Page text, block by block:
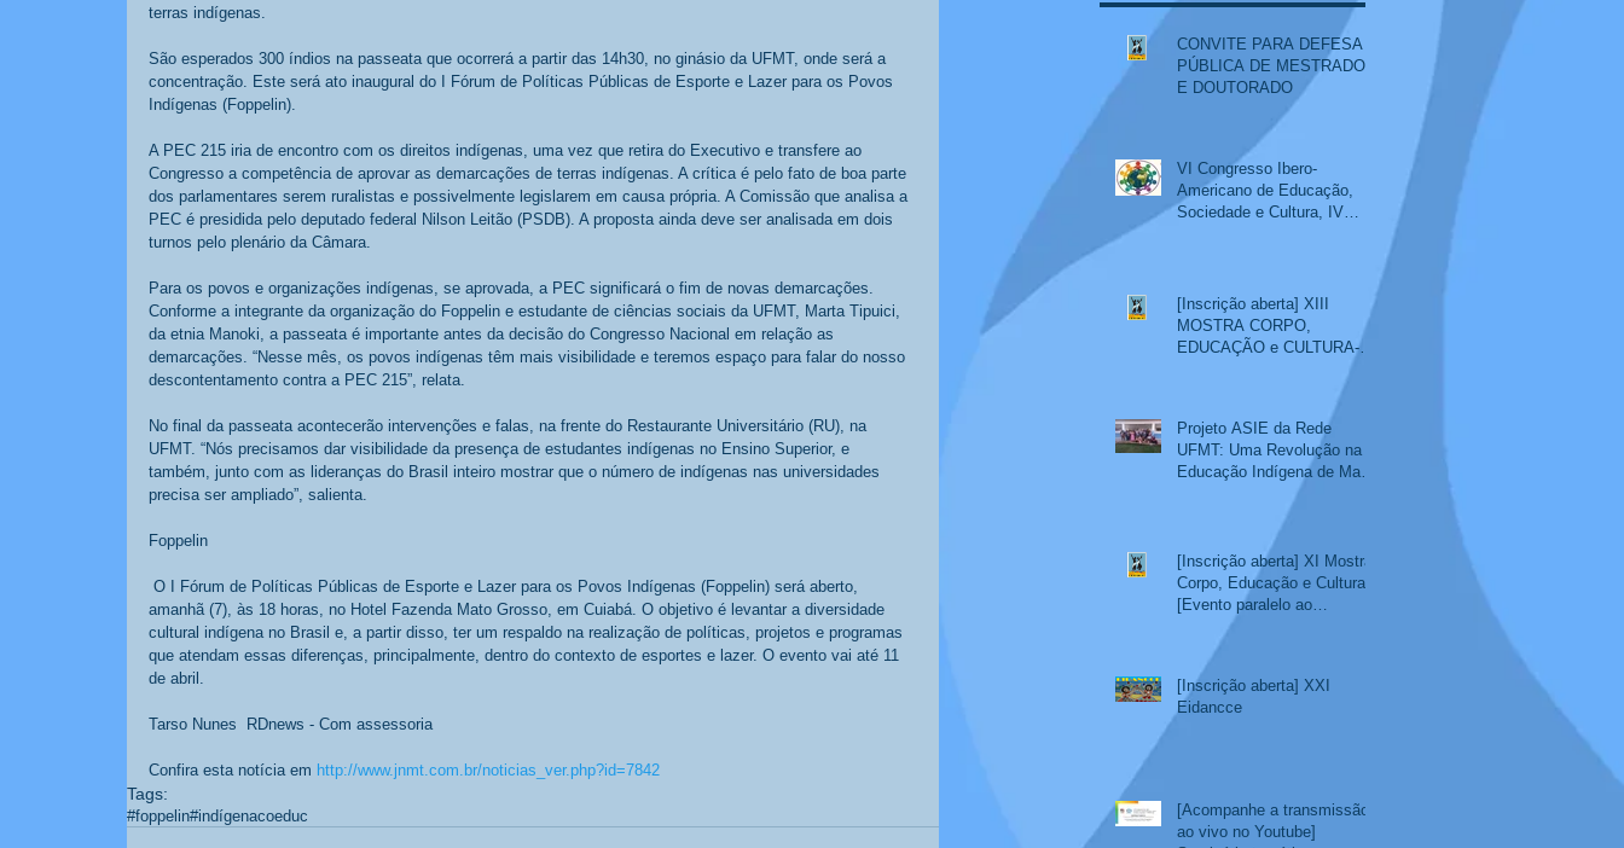
terras indígenas.
São esperados 300 índios na passeata que ocorrerá a partir das 14h30, no ginásio da UFMT, onde será a
concentração. Este será ato inaugural do I Fórum de Políticas Públicas de Esporte e Lazer para os Povos
Indígenas (Foppelin).
A PEC 215 iria de encontro com os direitos indígenas, uma vez que retira do Executivo e transfere ao
Congresso a competência de aprovar as demarcações de terras indígenas. A crítica é pelo fato de boa parte
dos parlamentares serem ruralistas e possivelmente legislarem em causa própria. A Comissão que analisa a
PEC é presidida pelo deputado federal Nilson Leitão (PSDB). A proposta ainda deve ser analisada em dois
turnos pelo plenário da Câmara.
Para os povos e organizações indígenas, se aprovada, a PEC significará o fim de novas demarcações.
Conforme a integrante da organização do Foppelin e estudante de ciências sociais da UFMT, Marta Tipuici,
da etnia Manoki, a passeata é importante antes da decisão do Congresso Nacional em relação as
demarcações. “Nesse mês, os povos indígenas têm mais visibilidade e teremos espaço para falar do nosso
descontentamento contra a PEC 215”, relata.
No final da passeata acontecerão intervenções e falas, na frente do Restaurante Universitário (RU), na
UFMT. “Nós precisamos dar visibilidade da presença de estudantes indígenas no Ensino Superior, e
também, junto com as lideranças do Brasil inteiro mostrar que o número de indígenas nas universidades
precisa ser ampliado”, salienta.
Foppelin
amanhã (7), às 18 horas, no Hotel Fazenda Mato Grosso, em Cuiabá. O objetivo é levantar a diversidade
cultural indígena no Brasil e, a partir disso, ter um respaldo na realização de políticas, projetos e programas
que atendam essas diferenças, principalmente, dentro do contexto de esportes e lazer. O evento vai até 11
de abril.
Tarso Nunes  RDnews - Com assessoria
Confira esta notícia em http://www.jnmt.com.br/noticias_ver.php?id=7842
Tags:
#foppelin#indígenacoeduc
CONVITE PARA DEFESA
PÚBLICA DE MESTRADO
E DOUTORADO
VI Congresso Ibero-
Americano de Educação,
Sociedade e Cultura, IV
Educação e Cultura
[Inscrição aberta] XIII
MOSTRA CORPO,
EDUCAÇÃO e CULTURA-
evento paralelo ao SemiEdu
Projeto ASIE da Rede
UFMT: Uma Revolução na
Educação Indígena de Mato
[Inscrição aberta] XI Mostra
Corpo, Educação e Cultura
[Evento paralelo ao
SemiEdu 2022]
[Inscrição aberta] XXI
Eidancce
[Acompanhe a transmissão
ao vivo no Youtube]